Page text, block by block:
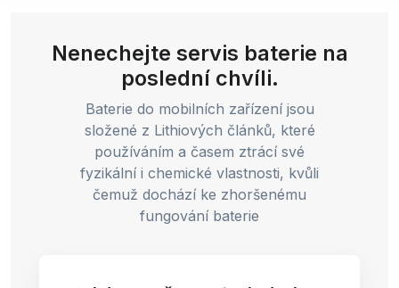
Nenechejte servis baterie na
poslední chvíli.
Baterie do mobilních zařízení jsou
složené z Lithiových článků, které
používáním a časem ztrácí své
fyzikální i chemické vlastnosti, kvůli
čemuž dochází ke zhoršenému
fungování baterie